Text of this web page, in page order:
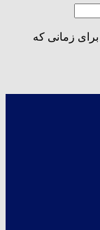
زمانی که